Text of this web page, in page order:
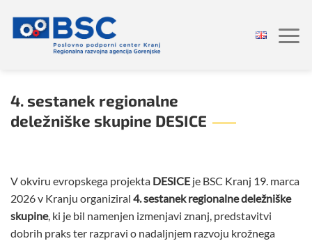
vsebino
4. sestanek regionalne
deležniške skupine DESICE
V okviru evropskega projekta DESICE je BSC Kranj 19. marca
2026 v Kranju organiziral 4. sestanek regionalne deležniške
skupine, ki je bil namenjen izmenjavi znanj, predstavitvi
dobrih praks ter razpravi o nadaljnjem razvoju krožnega